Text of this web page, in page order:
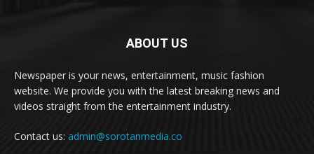
ABOUT US
Newspaper is your news, entertainment, music fashion
website. We provide you with the latest breaking news and
videos straight from the entertainment industry.
Contact us: admin@sorotanmedia.co